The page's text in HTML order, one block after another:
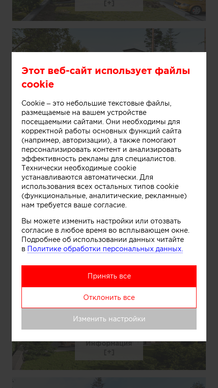
Информация
Информация
Информация
Этот веб-сайт использует файлы
cookie
Cookie – это небольшие текстовые файлы,
размещаемые на вашем устройстве
посещаемыми сайтами. Они необходимы для
корректной работы основных функций сайта
(например, авторизации), а также помогают
персонализировать контент и анализировать
эффективность рекламы для специалистов.
Технически необходимые cookie
устанавливаются автоматически. Для
использования всех остальных типов cookie
(функциональные, аналитические, рекламные)
нам требуется ваше согласие.
Вы можете изменить настройки или отозвать
согласие в любое время во всплывающем окне.
Подробнее об использовании данных читайте
в Политике обработки персональных данных.
Принять все
Отклонить все
Изменить настройки